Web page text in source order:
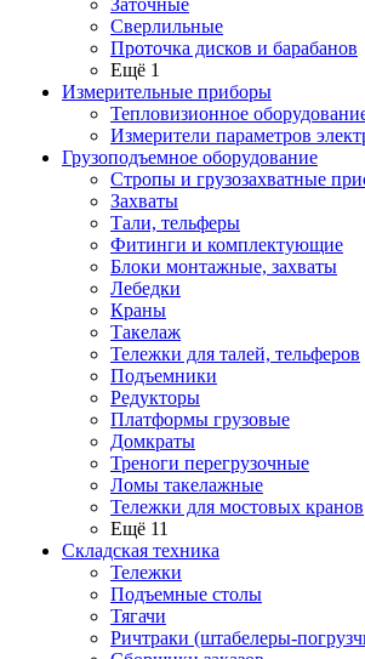
Заточные
Сверлильные
Проточка дисков и барабанов
Ещё 1
Измерительные приборы
Тепловизионное
Измерители параметров
Грузоподъемное оборудование
Стропы и грузозахватные
Захваты
Тали, тельферы
Фитинги и комплектующие
Блоки монтажные, захваты
Лебедки
Краны
Такелаж
Тележки для талей, тельферов
Подъемники
Редукторы
Платформы грузовые
Домкраты
Треноги перегрузочные
Ломы такелажные
Тележки для мостовых кранов
Ещё 11
Складская техника
Тележки
Подъемные столы
Тягачи
Ричтраки (штабелеры-